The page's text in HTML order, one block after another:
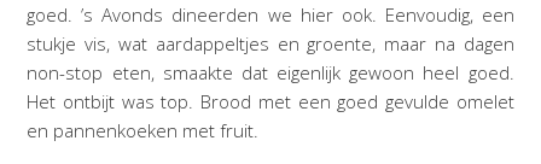
goed. ’s Avonds dineerden we hier ook. Eenvoudig, een
stukje vis, wat aardappeltjes en groente, maar na dagen
non-stop eten, smaakte dat eigenlijk gewoon heel goed.
Het ontbijt was top. Brood met een goed gevulde omelet
en pannenkoeken met fruit.